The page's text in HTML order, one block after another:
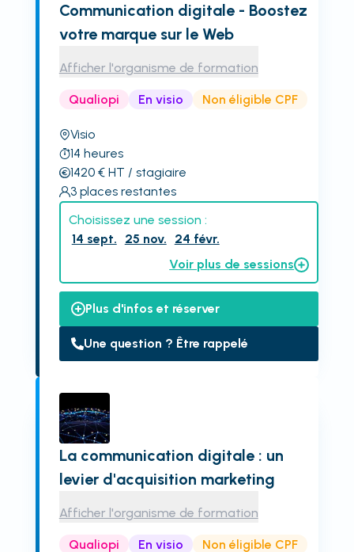
Communication digitale - Boostez
votre marque sur le Web
Afficher l'organisme de formation
Qualiopi En visio Non éligible CPF
Visio
14 heures
1420€ HT / stagiaire
3 places restantes
Choisissez une session :
14 sept.
25 nov.
24 févr.
Voir plus de sessions
Plus d'infos et réserver
Une question ? Être rappelé
La communication digitale : un
levier d'acquisition marketing
Afficher l'organisme de formation
Qualiopi En visio Non éligible CPF